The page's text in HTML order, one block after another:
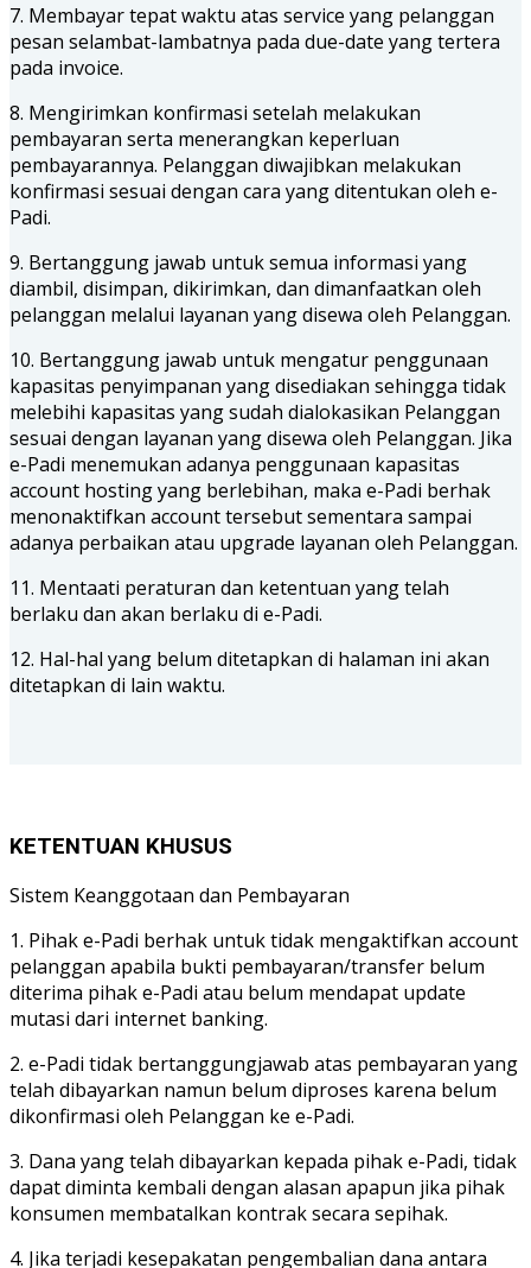
7. Membayar tepat waktu atas service yang pelanggan
pesan selambat-lambatnya pada due-date yang tertera
pada invoice.
8. Mengirimkan konfirmasi setelah melakukan
pembayaran serta menerangkan keperluan
pembayarannya. Pelanggan diwajibkan melakukan
konfirmasi sesuai dengan cara yang ditentukan oleh e-
Padi.
9. Bertanggung jawab untuk semua informasi yang
diambil, disimpan, dikirimkan, dan dimanfaatkan oleh
pelanggan melalui layanan yang disewa oleh Pelanggan.
10. Bertanggung jawab untuk mengatur penggunaan
kapasitas penyimpanan yang disediakan sehingga tidak
melebihi kapasitas yang sudah dialokasikan Pelanggan
sesuai dengan layanan yang disewa oleh Pelanggan. Jika
e-Padi menemukan adanya penggunaan kapasitas
account hosting yang berlebihan, maka e-Padi berhak
menonaktifkan account tersebut sementara sampai
adanya perbaikan atau upgrade layanan oleh Pelanggan.
11. Mentaati peraturan dan ketentuan yang telah
berlaku dan akan berlaku di e-Padi.
12. Hal-hal yang belum ditetapkan di halaman ini akan
ditetapkan di lain waktu.
KETENTUAN KHUSUS
Sistem Keanggotaan dan Pembayaran
1. Pihak e-Padi berhak untuk tidak mengaktifkan account
pelanggan apabila bukti pembayaran/transfer belum
diterima pihak e-Padi atau belum mendapat update
mutasi dari internet banking.
2. e-Padi tidak bertanggungjawab atas pembayaran yang
telah dibayarkan namun belum diproses karena belum
dikonfirmasi oleh Pelanggan ke e-Padi.
3. Dana yang telah dibayarkan kepada pihak e-Padi, tidak
dapat diminta kembali dengan alasan apapun jika pihak
konsumen membatalkan kontrak secara sepihak.
4. Jika terjadi kesepakatan pengembalian dana antara